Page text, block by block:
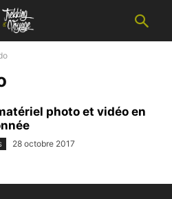
photo et vidéo en
28 octobre 2017